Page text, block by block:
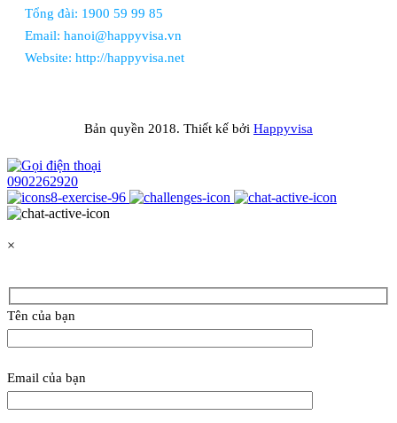
Tổng đài: 1900 59 99 85
Email: hanoi@happyvisa.vn
Website: http://happyvisa.net
Bản quyền 2018. Thiết kế bởi Happyvisa
0902262920
×
Tên của bạn
Email của bạn